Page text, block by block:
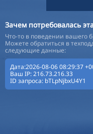
Зачем потребовалась
Что-то в поведении вашего
Можете обратиться в
следующие данные:
Дата:2026-08-06 08:29:37
Ваш IP:216.73.216.33
ID запроса: bTLpNjbxU4Y1